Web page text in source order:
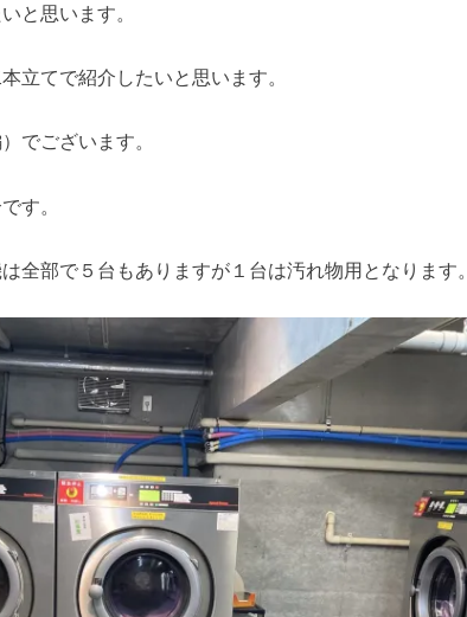
と思います。
立てで紹介したいと思います。
でございます。
す。
全部で５台もありますが１台は汚れ物用となります。